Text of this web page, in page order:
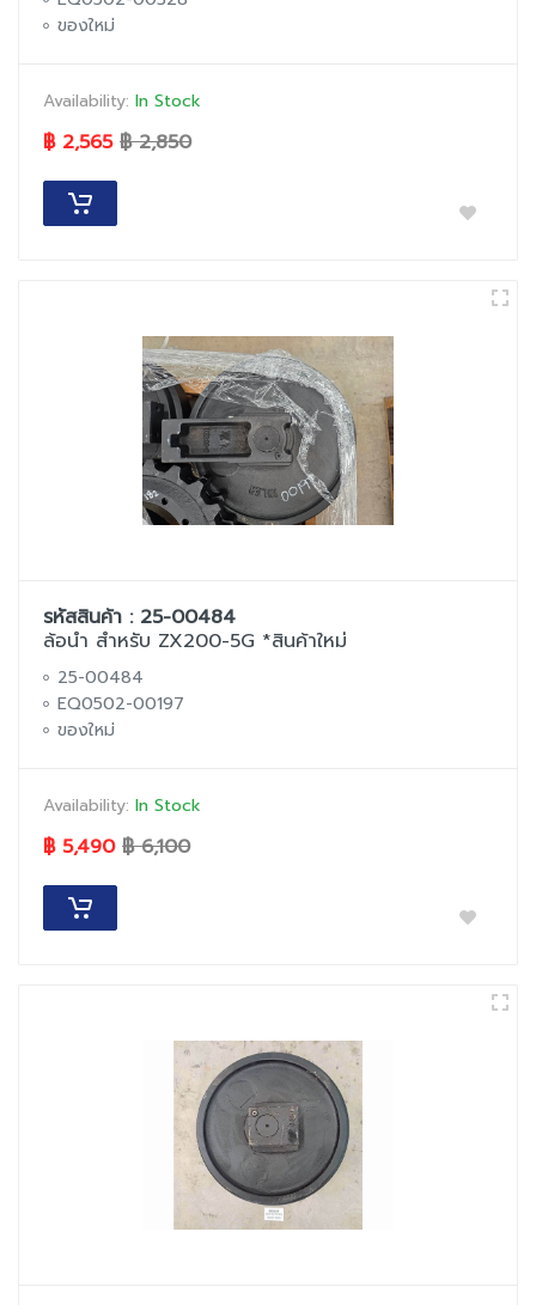
ของใหม่
Availability: In Stock
฿ 2,565 ฿ 2,850
รหัสสินค้า : 25-00484
ล้อนำ สำหรับ ZX200-5G *สินค้าใหม่
25-00484
EQ0502-00197
ของใหม่
Availability: In Stock
฿ 5,490 ฿ 6,100